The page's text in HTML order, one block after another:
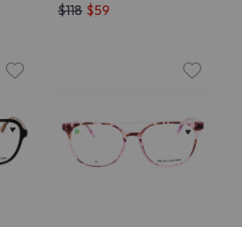
$118 $59